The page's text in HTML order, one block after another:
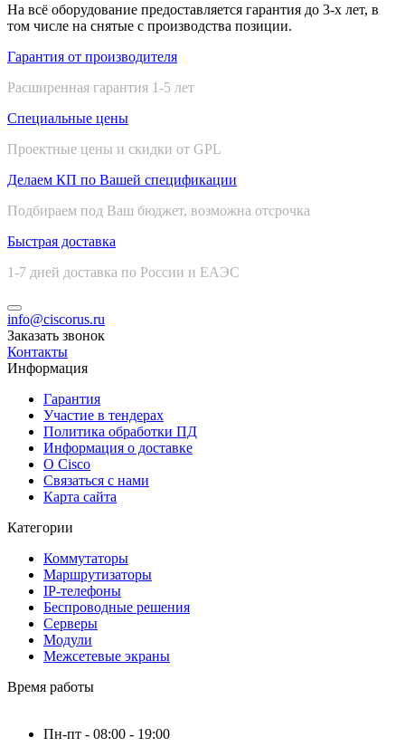
На всё оборудование предоставляется гарантия до 3-х лет, в
том числе на снятые с производства позиции.
Гарантия от производителя
Расширенная гарантия 1-5 лет
Специальные цены
Проектные цены и скидки от GPL
Делаем КП по Вашей спецификации
Подбираем под Ваш бюджет, возможна отсрочка
Быстрая доставка
1-7 дней доставка по России и ЕАЭС
info@ciscorus.ru
Заказать звонок
Контакты
Информация
Гарантия
Участие в тендерах
Политика обработки ПД
Информация о доставке
О Cisco
Связаться с нами
Карта сайта
Категории
Коммутаторы
Маршрутизаторы
IP-телефоны
Беспроводные решения
Серверы
Модули
Межсетевые экраны
Время работы
Пн-пт - 08:00 - 19:00